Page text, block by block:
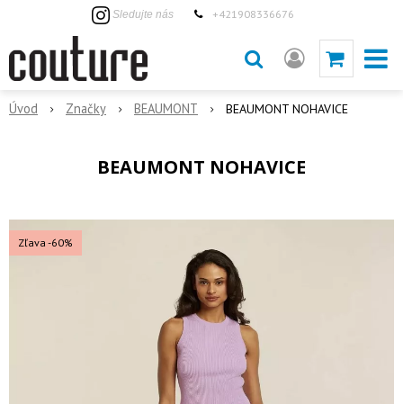
Sledujte nás +421908336676
Úvod Značky BEAUMONT BEAUMONT NOHAVICE
BEAUMONT NOHAVICE
Zľava -60%